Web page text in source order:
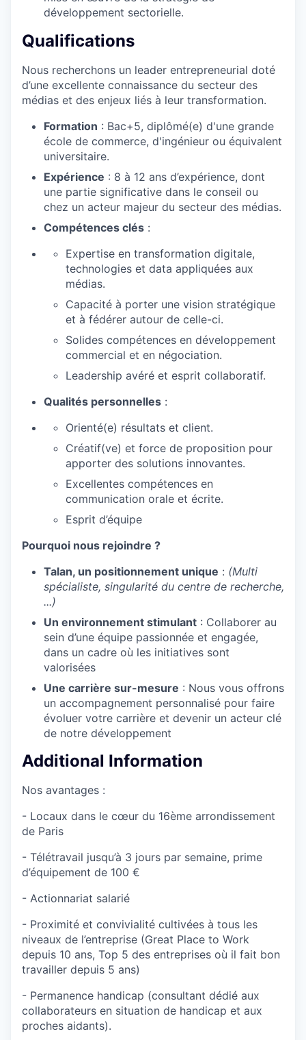
TEAM
IDEAS
EVENTS
SECTORS
développement sectorielle.
Qualifications
Nous recherchons un leader entrepreneurial doté
d’une excellente connaissance du secteur des
médias et des enjeux liés à leur transformation.
Formation : Bac+5, diplômé(e) d'une grande
école de commerce, d'ingénieur ou équivalent
universitaire.
Expérience : 8 à 12 ans d’expérience, dont
une partie significative dans le conseil ou
chez un acteur majeur du secteur des médias.
Compétences clés :
Expertise en transformation digitale,
technologies et data appliquées aux
médias.
Capacité à porter une vision stratégique
et à fédérer autour de celle-ci.
Solides compétences en développement
commercial et en négociation.
Leadership avéré et esprit collaboratif.
Qualités personnelles :
Orienté(e) résultats et client.
Créatif(ve) et force de proposition pour
apporter des solutions innovantes.
Excellentes compétences en
communication orale et écrite.
Esprit d’équipe
Pourquoi nous rejoindre ?
Talan, un positionnement unique : (Multi
spécialiste, singularité du centre de recherche,
...)
Un environnement stimulant : Collaborer au
sein d’une équipe passionnée et engagée,
dans un cadre où les initiatives sont
valorisées
Une carrière sur-mesure : Nous vous offrons
un accompagnement personnalisé pour faire
évoluer votre carrière et devenir un acteur clé
de notre développement
Additional Information
Nos avantages :
- Locaux dans le cœur du 16ème arrondissement
de Paris
- Télétravail jusqu’à 3 jours par semaine, prime
d’équipement de 100 €
- Actionnariat salarié
- Proximité et convivialité cultivées à tous les
niveaux de l’entreprise (Great Place to Work
depuis 10 ans, Top 5 des entreprises où il fait bon
travailler depuis 5 ans)
- Permanence handicap (consultant dédié aux
collaborateurs en situation de handicap et aux
proches aidants).